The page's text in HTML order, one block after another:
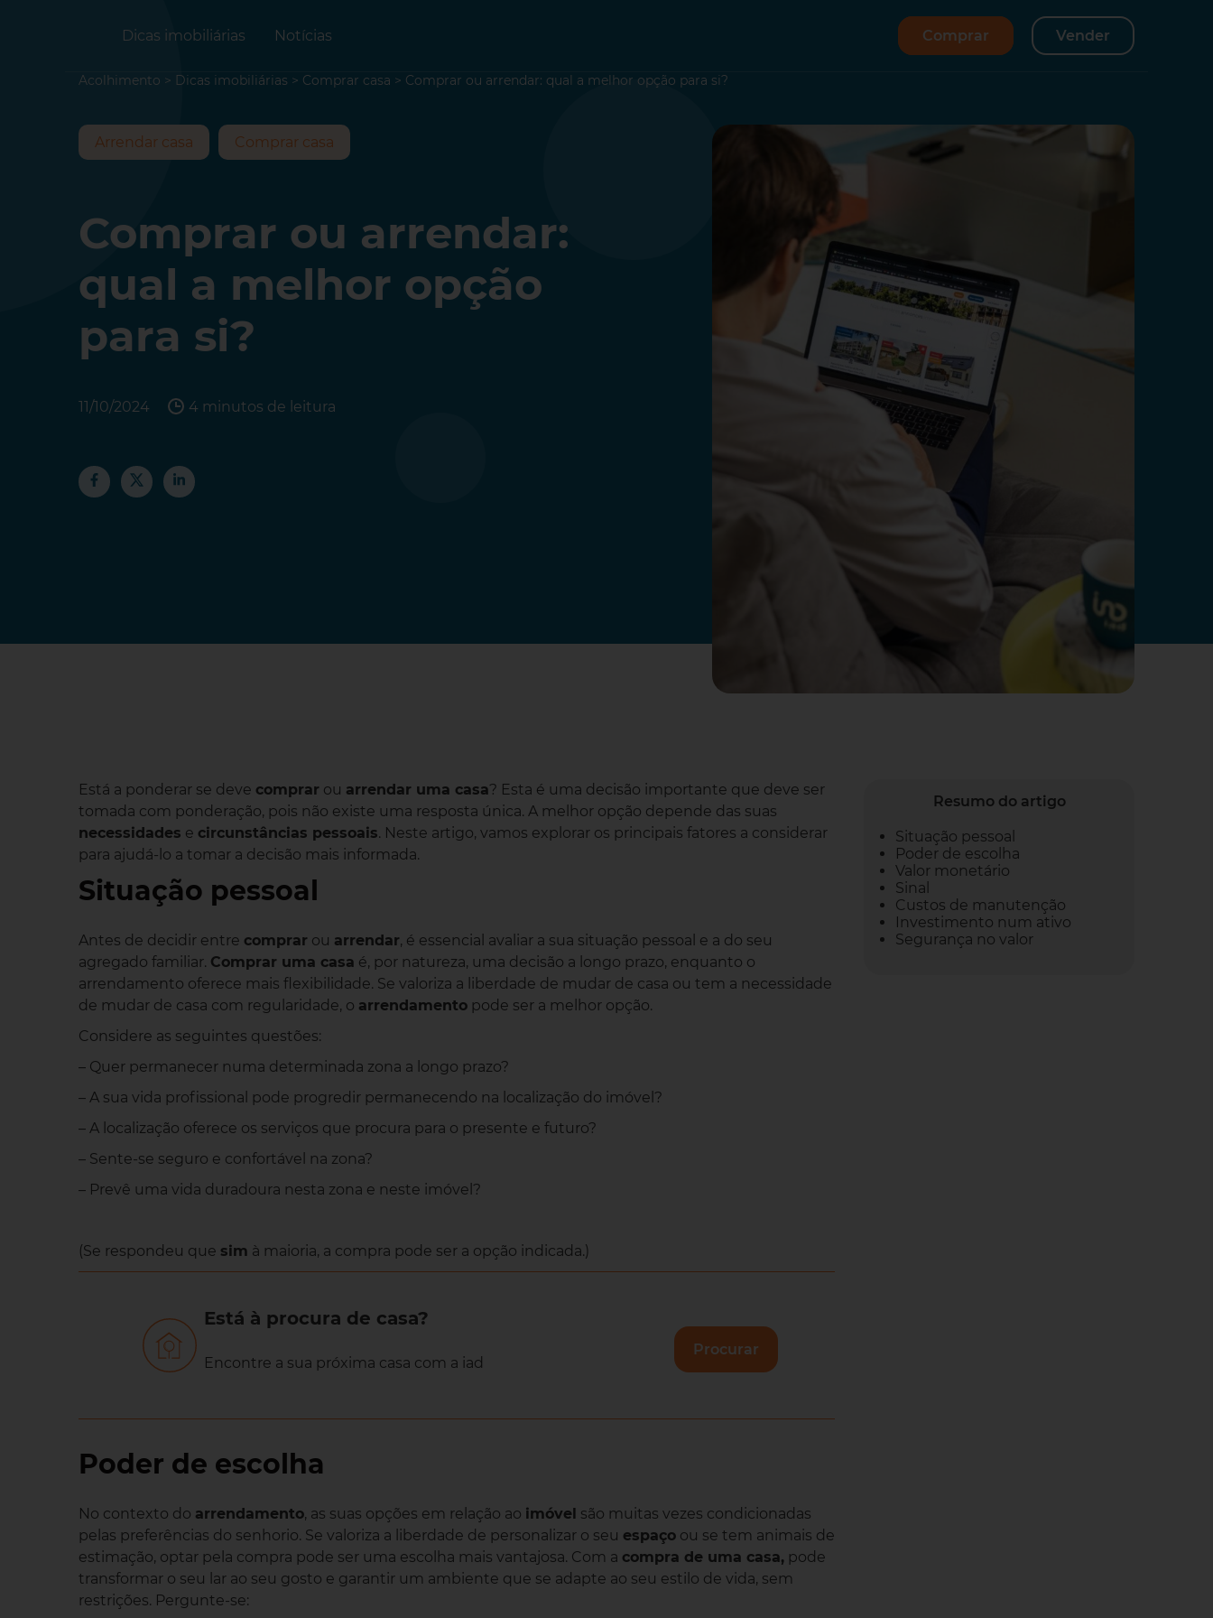
Dicas imobiliárias Notícias Comprar Vender
Acolhimento > Dicas imobiliárias > Comprar casa > Comprar ou arrendar: qual a melhor opção para si?
Comprar ou arrendar:
qual a melhor opção
para si?
11/10/2024 4 minutos de leitura
Arrendar casa Comprar casa
Está a ponderar se deve comprar ou arrendar uma casa? Esta é uma decisão importante que deve ser
tomada com ponderação, pois não existe uma resposta única. A melhor opção depende das suas
necessidades e circunstâncias pessoais. Neste artigo, vamos explorar os principais fatores a considerar
para ajudá-lo a tomar a decisão mais informada.
Situação pessoal
Antes de decidir entre comprar ou arrendar, é essencial avaliar a sua situação pessoal e a do seu
agregado familiar. Comprar uma casa é, por natureza, uma decisão a longo prazo, enquanto o
arrendamento oferece mais flexibilidade. Se valoriza a liberdade de mudar de casa ou tem a necessidade
de mudar de casa com regularidade, o arrendamento pode ser a melhor opção.
Considere as seguintes questões:
– Quer permanecer numa determinada zona a longo prazo?
– A sua vida profissional pode progredir permanecendo na localização do imóvel?
– A localização oferece os serviços que procura para o presente e futuro?
– Sente-se seguro e confortável na zona?
– Prevê uma vida duradoura nesta zona e neste imóvel?
(Se respondeu que sim à maioria, a compra pode ser a opção indicada.)
Está à procura de casa?
Encontre a sua próxima casa com a iad
Procurar
Poder de escolha
No contexto do arrendamento, as suas opções em relação ao imóvel são muitas vezes condicionadas
pelas preferências do senhorio. Se valoriza a liberdade de personalizar o seu espaço ou se tem animais de
estimação, optar pela compra pode ser uma escolha mais vantajosa. Com a compra de uma casa, pode
transformar o seu lar ao seu gosto e garantir um ambiente que se adapte ao seu estilo de vida, sem
restrições. Pergunte-se:
Resumo do artigo
Situação pessoal
Poder de escolha
Valor monetário
Sinal
Custos de manutenção
Investimento num ativo
Segurança no valor